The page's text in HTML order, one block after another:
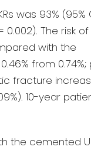
was 93% (95%
The risk of
with the
from 0.74%;
fracture
10-year
the cemented